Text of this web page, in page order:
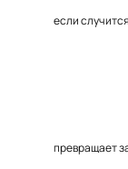
если
превращает